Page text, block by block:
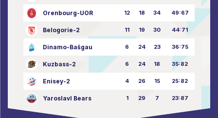
Orenbourg-UOR 12 18 34 49:67
Belogorie-2 11 19 30 44:71
Dinamo-Bašgau 6 24 23 36:75
Kuzbass-2 6 24 18 35:82
Enisey-2 4 26 15 25:82
Yaroslavl Bears 1 29 7 23:87